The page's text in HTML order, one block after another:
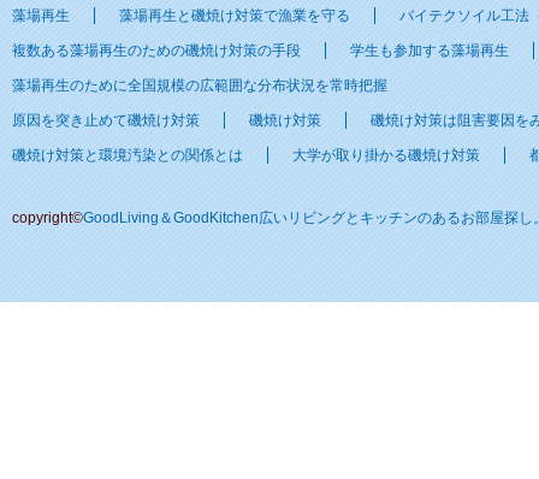
藻場再生 藻場再生と磯焼け対策で漁業を守る バイテクソイル工法
複数ある藻場再生のための磯焼け対策の手段 学生も参加する藻場再生
藻場再生のために全国規模の広範囲な分布状況を常時把握
原因を突き止めて磯焼け対策 磯焼け対策 磯焼け対策は阻害要因を
磯焼け対策と環境汚染との関係とは 大学が取り掛かる磯焼け対策
copyright©GoodLiving＆GoodKitchen広いリビングとキッチンのあるお部屋探